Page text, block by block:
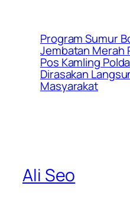
Program Sumur
Jembatan Merah
Pos Kamling
Dirasakan
Masyarakat
Ali Seo